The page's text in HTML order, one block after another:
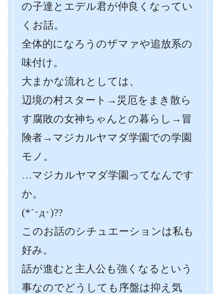
の子達とエデル君が仲良くなってい
くお話。
全体的になろうのザマァや追放系の
味付け。
大まかな流れとしては、
辺境の村スタート→災厄をまき散ら
す腐敗の女神ちゃんとの暮らし→冒
険者→マジカルヤマダ学園での学園
モノ。
…マジカルヤマダ学園ってなんです
か。
(*´･д･)??
このお話のシチュエーションは私も
好み。
話が進むと主人公も強くなるという
事なのでどうしても序盤は抑え気